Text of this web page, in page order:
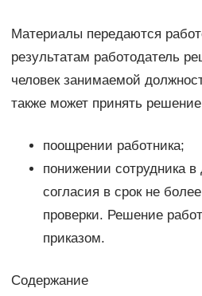
Материалы передаются
результатам работодатель
человек занимаемой
также может принять
поощрении работника;
понижении сотрудника в
согласия в срок не
проверки. Решение
приказом.
Содержание